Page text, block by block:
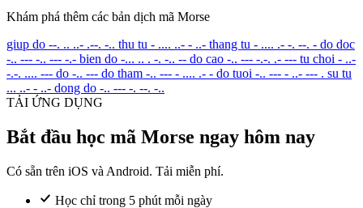
Khám phá thêm các bản dịch mã Morse
giup do --. .. ..- .--. -.. thu tu - .... ..- - ..- thang tu - .... .- -. --. - do doc
-.. --- -.. --- -.- bien do -... .. . -. -.. -- do cao -.. --- -.-. .- --- tu choi - ..-
-.-. .... --- do -.. --- do tham -.. --- - .... .- - do tuoi -.. --- - ..- --- . su tu
... ..- - ..- dong do -.. --- -. --. -..
TẢI ỨNG DỤNG
Bắt đầu học mã Morse ngay hôm nay
Có sẵn trên iOS và Android. Tải miễn phí.
Học chỉ trong 5 phút mỗi ngày